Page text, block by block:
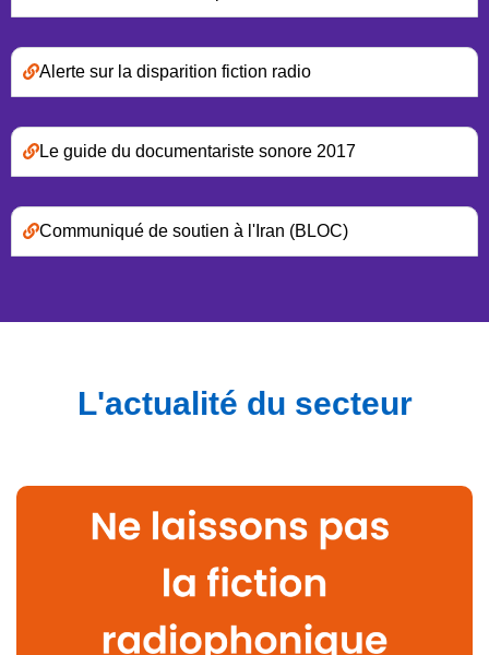
Alerte sur la disparition fiction radio
Le guide du documentariste sonore 2017
Communiqué de soutien à l'Iran (BLOC)
L'actualité du secteur